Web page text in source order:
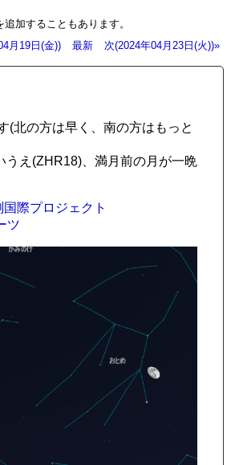
加することもあります。
月19日(金))
最新 次(2024年04月23日(火))»
(北の方は早く、南の方はもっと
うえ(ZHR18)、満月前の月が一晩
際プロジェクト
ツ